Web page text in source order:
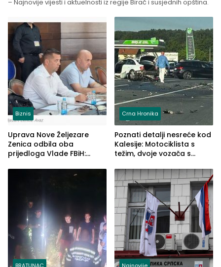
– Najnovije vijesti i aktuelnosti iz regije Birač i susjednih opština.
Biznis
Uprava Nove Željezare
Zenica odbila oba
prijedloga Vlade FBiH:
rješenje
Crna Hronika
Poznati detalji nesreće kod
Kalesije: Motociklista s
težim, dvoje vozača s